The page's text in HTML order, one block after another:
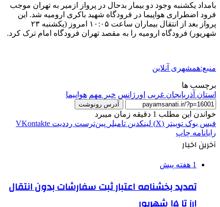
بامداد یکشنبه وجود دو بیمار بدحال در پرواز ازمیر به تهران موجب
فرود اضطراری هواپیما در فرودگاه شهید باکری ارومیه شد. این
پرواز بعد از انتقال بیماران ساعت ۱۰:۰۵ امروز (یکشنبه ۲۳
شهریور) فرودگاه ارومیه را به مقصد تهران فرودگاه امام ترک کرد.
منبع:همشهری آنلاین
برچسب ها
استان آذربایجان غربی اورژانس خبر مهم هواپیما
آدرس رونوشت
خواندن این مطلب 1 دقیقه زمان میبرد
فیس بوک توییتر (X) لینکدین ‫تامبلر ‫پین‌ترست ‫رددیت ‫VKontakte
رایانامه چاپ
آخرین اخبار
1 هفته پیش
تمدید بخشنامه اعتبار ثبت سفارشات بدون انتقال
ارز تا ۱۵ شهریور